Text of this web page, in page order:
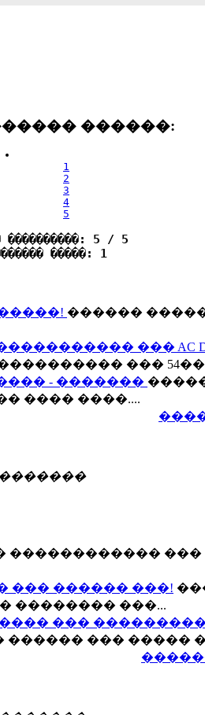
������:
1
2
3
4
5
����������: 5 / 5
�����: 1
������
��� AC
���
- �������
���� ����....
������������
��� ������ ���!
�������� ���...
���
��� �����